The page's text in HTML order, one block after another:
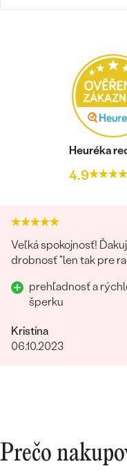
Heuréka
4.9
Veľká spokojnosť!
drobnosť "len tak pre
prehľadnosť a
šperku
Kristína
06.10.2023
Prečo